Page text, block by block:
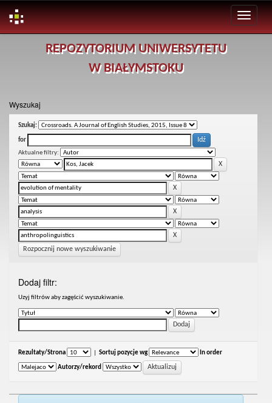
REPOZYTORIUM UNIWERSYTETU
W BIAŁYMSTOKU
Wyszukaj
Szukaj:
for
Aktualne filtry:
Rozpocznij nowe wyszukiwanie
Dodaj filtr:
Uzyj filtrów aby zagęścić wyszukiwanie.
Rezultaty/Strona Sortuj pozycje wg In order
Autorzy/rekord